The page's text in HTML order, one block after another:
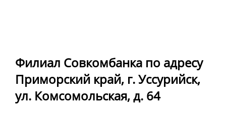
Филиал Совкомбанка по адресу
Приморский край, г. Уссурийск,
ул. Комсомольская, д. 64